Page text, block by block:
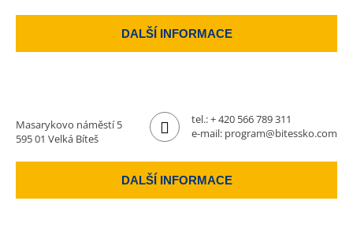
DALŠÍ INFORMACE
Masarykovo náměstí 5
595 01 Velká Bíteš
tel.:+ 420 566 789 311
e-mail: program@bitessko.com
DALŠÍ INFORMACE